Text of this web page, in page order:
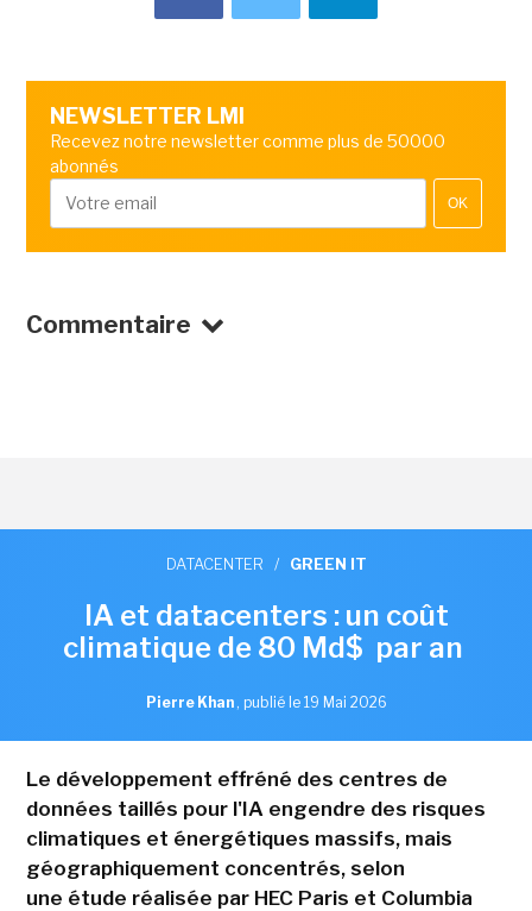
NEWSLETTER LMI
Recevez notre newsletter comme plus de 50000
abonnés
OK
Commentaire
DATACENTER / GREEN IT
IA et datacenters : un coût
climatique de 80 Md$ par an
Pierre Khan , publié le 19 Mai 2026
Le développement effréné des centres de
données taillés pour l'IA engendre des risques
climatiques et énergétiques massifs, mais
géographiquement concentrés, selon
une étude réalisée par HEC Paris et Columbia